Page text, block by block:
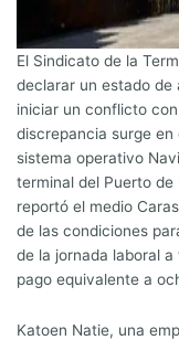
El Sindicato de la
declarar un estado
iniciar un conflicto
discrepancia surge
sistema operativo
terminal del Puerto
reportó el medio
de las condiciones
de la jornada laboral
pago equivalente a
Katoen Natie, una